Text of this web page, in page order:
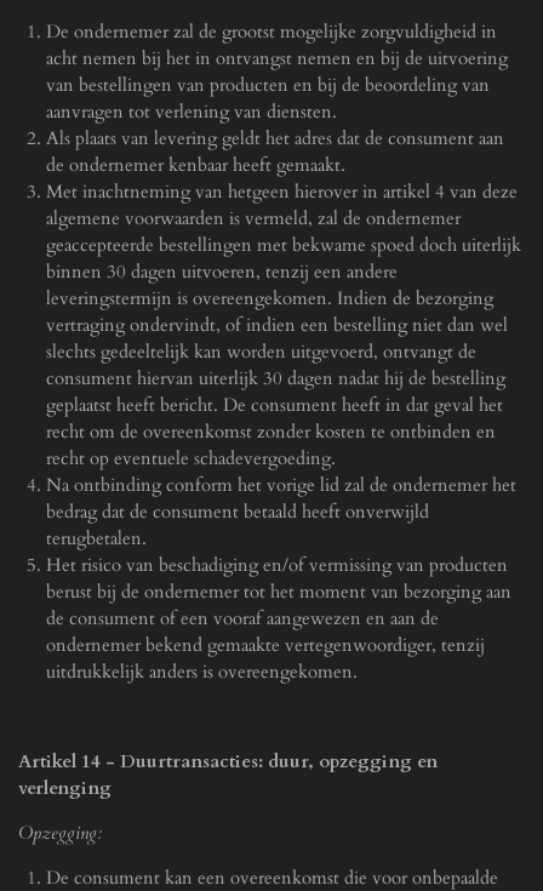
De ondernemer zal de grootst mogelijke zorgvuldigheid in
acht nemen bij het in ontvangst nemen en bij de uitvoering
van bestellingen van producten en bij de beoordeling van
aanvragen tot verlening van diensten.
Als plaats van levering geldt het adres dat de consument aan
de ondernemer kenbaar heeft gemaakt.
Met inachtneming van hetgeen hierover in artikel 4 van deze
algemene voorwaarden is vermeld, zal de ondernemer
geaccepteerde bestellingen met bekwame spoed doch uiterlijk
binnen 30 dagen uitvoeren, tenzij een andere
leveringstermijn is overeengekomen. Indien de bezorging
vertraging ondervindt, of indien een bestelling niet dan wel
slechts gedeeltelijk kan worden uitgevoerd, ontvangt de
consument hiervan uiterlijk 30 dagen nadat hij de bestelling
geplaatst heeft bericht. De consument heeft in dat geval het
recht om de overeenkomst zonder kosten te ontbinden en
recht op eventuele schadevergoeding.
Na ontbinding conform het vorige lid zal de ondernemer het
bedrag dat de consument betaald heeft onverwijld
terugbetalen.
Het risico van beschadiging en/of vermissing van producten
berust bij de ondernemer tot het moment van bezorging aan
de consument of een vooraf aangewezen en aan de
ondernemer bekend gemaakte vertegenwoordiger, tenzij
uitdrukkelijk anders is overeengekomen.
Artikel 14 - Duurtransacties: duur, opzegging en
verlenging
Opzegging:
De consument kan een overeenkomst die voor onbepaalde